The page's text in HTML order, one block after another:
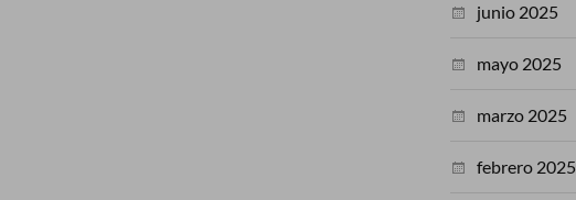
junio 2025
mayo 2025
marzo 2025
febrero 2025